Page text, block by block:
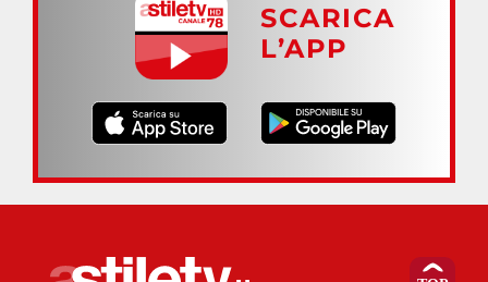
SCARICA
L’APP